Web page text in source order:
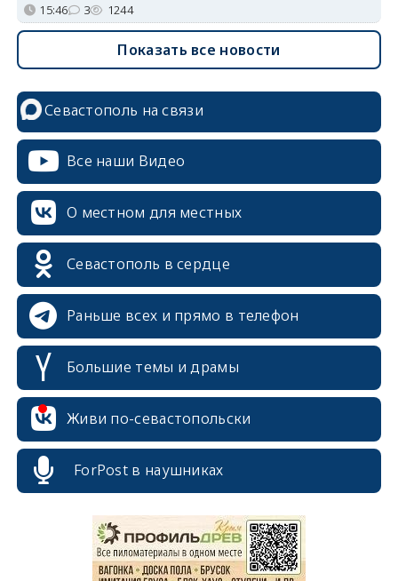
15:46 3 1244
Показать все новости
Севастополь на связи
Все наши Видео
О местном для местных
Севастополь в сердце
Раньше всех и прямо в телефон
Большие темы и драмы
Живи по-севастопольски
ForPost в наушниках